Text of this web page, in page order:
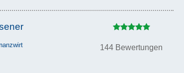
144 Bewertungen